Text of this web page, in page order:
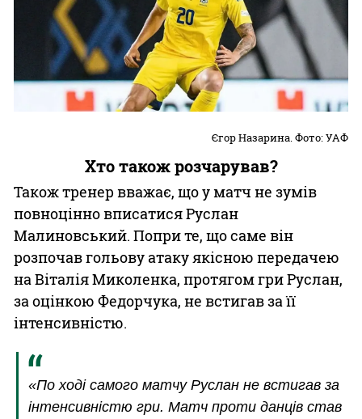
Єгор Назарина. Фото: УАФ
Хто також розчарував?
Також тренер вважає, що у матч не зумів
повноцінно вписатися Руслан
Малиновський. Попри те, що саме він
розпочав гольову атаку якісною передачею
на Віталія Миколенка, протягом гри Руслан,
за оцінкою Федорчука, не встигав за її
інтенсивністю.
«По ході самого матчу Руслан не встигав за
інтенсивністю гри. Матч проти данців став